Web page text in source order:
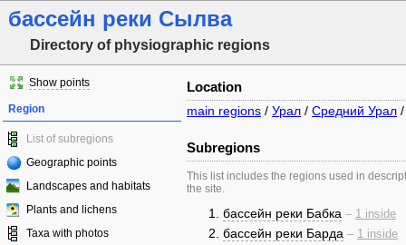
бассейн реки Сылва
Directory of physiographic regions
Show points
Region
List of subregions
Geographic points
Landscapes and habitats
Plants and lichens
Taxa with photos
Location
main regions / Урал / Средний Урал
Subregions
This list includes the regions used in
the site.
бассейн реки Бабка – 1 inside
бассейн реки Барда – 1 inside